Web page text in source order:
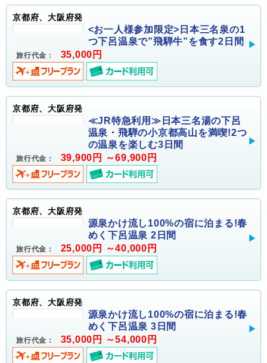
京都府、大阪府発
<お一人様参加限定>日本三名泉の1
つ下呂温泉で”飛騨牛”を食す2日間
旅行代金： 35,000円
京都府、大阪府発
≪JR特急利用≫日本三名湯の下呂
温泉・飛騨の小京都高山を満喫!2つ
の温泉を楽しむ3日間
旅行代金： 39,900円 ～69,900円
京都府、大阪府発
源泉かけ流し100%の宿に泊まる!春
めく下呂温泉 2日間
旅行代金： 25,000円 ～40,000円
京都府、大阪府発
源泉かけ流し100%の宿に泊まる!春
めく下呂温泉 3日間
旅行代金： 35,000円 ～54,000円